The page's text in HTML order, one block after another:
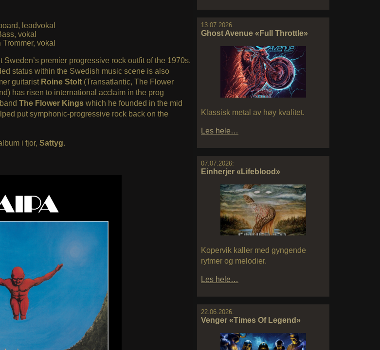
13.07.2026:
Ghost Avenue «Full Throttle»
Klassisk metal av høy kvalitet.
Les hele…
07.07.2026:
Einherjer «Lifeblood»
Kopervik kaller med gyngende
rytmer og melodier.
Les hele…
22.06.2026:
Venger «Times Of Legend»
leadvokal
vokal
Trommer, vokal
premier progressive rock outfit of the 1970s.
status within the Swedish music scene is also
guitarist Roine Stolt(Transatlantic, The Flower
has risen to international acclaim in the prog
The Flower Kingswhich he founded in the mid
put symphonic-progressive rock back on the
i fjor, Sattyg.